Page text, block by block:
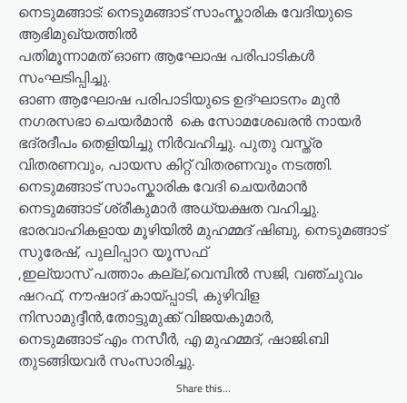
നെടുമങ്ങാട്: നെടുമങ്ങാട് സാംസ്കാരിക വേദിയുടെ
ആഭിമുഖ്യത്തിൽ
പതിമൂന്നാമത് ഓണ ആഘോഷ പരിപാടികൾ
സംഘടിപ്പിച്ചു.
ഓണ ആഘോഷ പരിപാടിയുടെ ഉദ്ഘാടനം മുൻ
നഗരസഭാ ചെയർമാൻ കെ സോമശേഖരൻ നായർ
ഭദ്രദീപം തെളിയിച്ചു നിർവഹിച്ചു. പുതു വസ്ത്ര
വിതരണവും, പായസ കിറ്റ് വിതരണവും നടത്തി.
നെടുമങ്ങാട് സാംസ്കാരിക വേദി ചെയർമാൻ
നെടുമങ്ങാട് ശ്രീകുമാർ അധ്യക്ഷത വഹിച്ചു.
ഭാരവാഹികളായ മൂഴിയിൽ മുഹമ്മദ് ഷിബു, നെടുമങ്ങാട്
സുരേഷ്, പുലിപ്പാറ യൂസഫ്
,ഇല്യാസ് പത്താം കല്ല്,വെമ്പിൽ സജി, വഞ്ചുവം
ഷറഫ്, നൗഷാദ് കായ്പ്പാടി, കുഴിവിള
നിസാമുദ്ദീൻ,തോട്ടുമുക്ക് വിജയകുമാർ,
നെടുമങ്ങാട് എം നസീർ, എ മുഹമ്മദ്, ഷാജി.ബി
തുടങ്ങിയവർ സംസാരിച്ചു.
Share this...